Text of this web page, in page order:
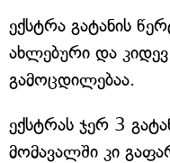
ექსტრა გატანის
ახლებური და
გამოცდილებაა.
ექსტრას ჯერ 3
მომავალში კი